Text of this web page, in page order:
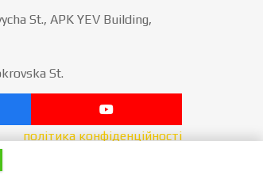
St., APK YEV Building,
St.
політика конфіденційності